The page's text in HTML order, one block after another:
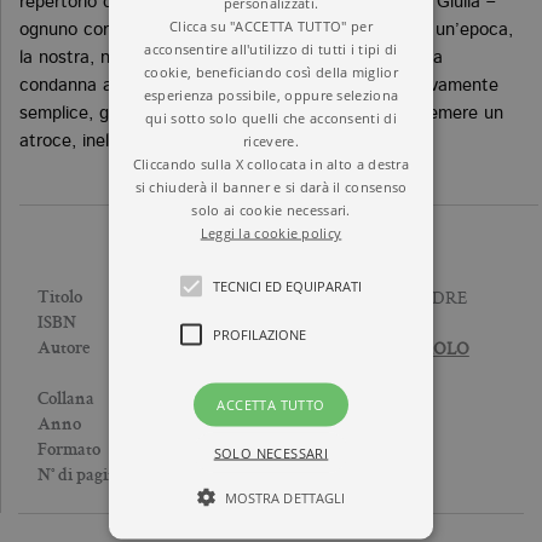
ognuno coraggioso a modo suo – si aprì la strada a un’epoca,
la nostra, nella quale un parto cesareo non è più una
condanna a morte sicura, bensì un intervento relativamente
semplice, grazie al quale le donne non devono più temere un
atroce, ineluttabile destino.
Titolo E SI SALVÒ ANCHE LA MADRE
ISBN
Autore PAOLO MAZZARELLO
PAOLO
Collana NUOVA CULTURA
Anno 2015
Formato Brossura
N° di pagine
Clicca su "ACCETTA TUTTO" per
acconsentire all'utilizzo di tutti i tipi di
cookie, beneficiando così della miglior
esperienza possibile, oppure seleziona
qui sotto solo quelli che acconsenti di
ricevere.
Cliccando sulla X collocata in alto a destra
si chiuderà il banner e si darà il consenso
solo ai cookie necessari.
Leggi la cookie policy
TECNICI ED EQUIPARATI
PROFILAZIONE
ACCETTA TUTTO
SOLO NECESSARI
MOSTRA DETTAGLI